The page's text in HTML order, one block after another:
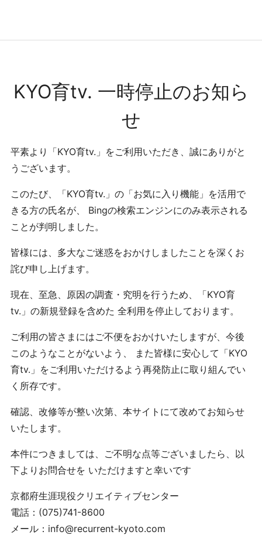
コンテンツへ
ホーム
KYO育tv. 一時停止のお知ら
せ
平素より「KYO育tv.」をご利用いただき、誠にありがと
うございます。
このたび、「KYO育tv.」の「お気に入り機能」を活用で
きる方の氏名が、 Bingの検索エンジンにのみ表示される
ことが判明しました。
皆様には、多大なご迷惑をおかけしましたことを深くお
詫び申し上げます。
現在、至急、原因の調査・究明を行うため、「KYO育
tv.」の新規登録を含めた 全利用を停止しております。
ご利用の皆さまにはご不便をおかけいたしますが、今後
このようなことがないよう、 また皆様に安心して「KYO
育tv.」をご利用いただけるよう再発防止に取り組んでい
く所存です。
確認、改修等が整い次第、本サイトにて改めてお知らせ
いたします。
本件につきましては、ご不明な点等ございましたら、以
下よりお問合せを いただけますと幸いです
京都府生涯現役クリエイティブセンター
電話：(075)741-8600
メール：info@recurrent-kyoto.com